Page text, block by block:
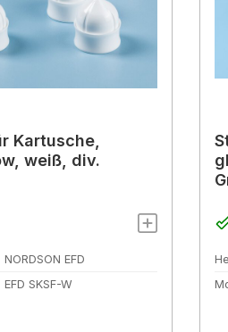
Kartusche,
weiß, div.
NORDSON EFD
EFD SKSF-W